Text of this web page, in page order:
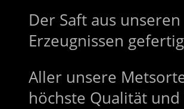
Der Saft aus
Erzeugnissen
Aller unsere
höchste Qualität